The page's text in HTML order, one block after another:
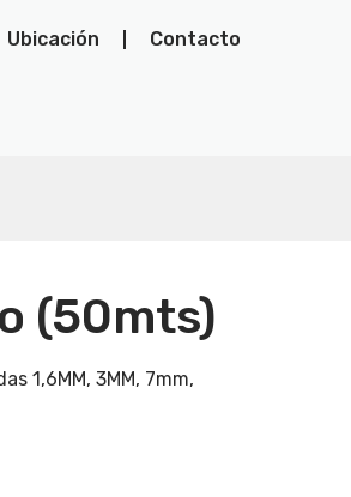
Ubicación Contacto
(50mts)
1,6MM, 3MM, 7mm,